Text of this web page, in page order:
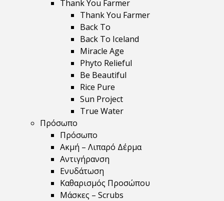
Thank You Farmer
Thank You Farmer
Back To
Back To Iceland
Miracle Age
Phyto Relieful
Be Beautiful
Rice Pure
Sun Project
True Water
Πρόσωπο
Πρόσωπο
Ακμή – Λιπαρό Δέρμα
Αντιγήρανση
Ενυδάτωση
Καθαρισμός Προσώπου
Μάσκες – Scrubs